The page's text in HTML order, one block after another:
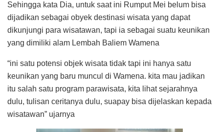
Sehingga kata Dia, untuk saat ini Rumput Mei belum bisa
dijadikan sebagai obyek destinasi wisata yang dapat
dikunjungi para wisatawan, tapi ia sebagai suatu keunikan
yang dimiliki alam Lembah Baliem Wamena
“ini satu potensi objek wisata tidak tapi ini hanya satu
keunikan yang baru muncul di Wamena. kita mau jadikan
itu salah satu program parawisata, kita lihat sejarahnya
dulu, tulisan ceritanya dulu, suapay bisa dijelaskan kepada
wisatawan” ujarnya